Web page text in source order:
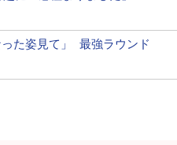
た姿見て」 最強ラウンド